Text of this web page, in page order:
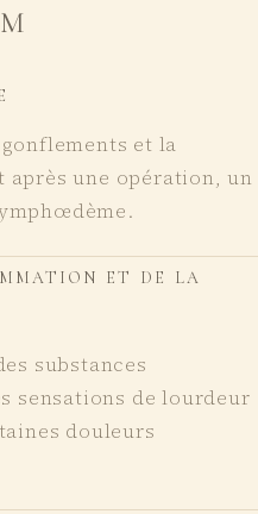
et la
une opération, un
et de la
substances
sensations de lourdeur
douleurs